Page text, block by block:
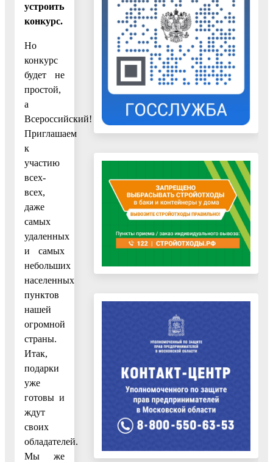
устроить
конкурс.
Но
конкурс
будет не
простой,
а
Всероссийский!
Приглашаем
к
участию
всех-
всех,
даже
самых
удаленных
и самых
небольших
населенных
пунктов
нашей
огромной
страны.
Итак,
подарки
уже
готовы и
ждут
своих
обладателей.
Мы же